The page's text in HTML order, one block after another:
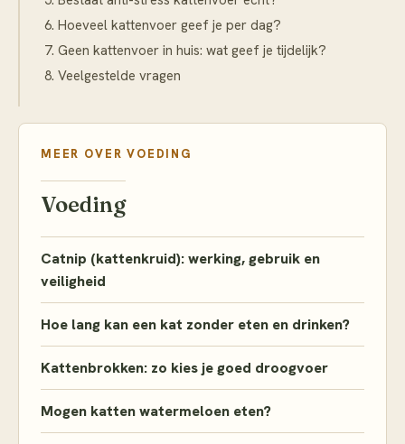
Hoeveel kattenvoer geef je per dag?
Geen kattenvoer in huis: wat geef je tijdelijk?
Veelgestelde vragen
MEER OVER VOEDING
Voeding
Catnip (kattenkruid): werking, gebruik en
veiligheid
Hoe lang kan een kat zonder eten en drinken?
Kattenbrokken: zo kies je goed droogvoer
Mogen katten watermeloen eten?